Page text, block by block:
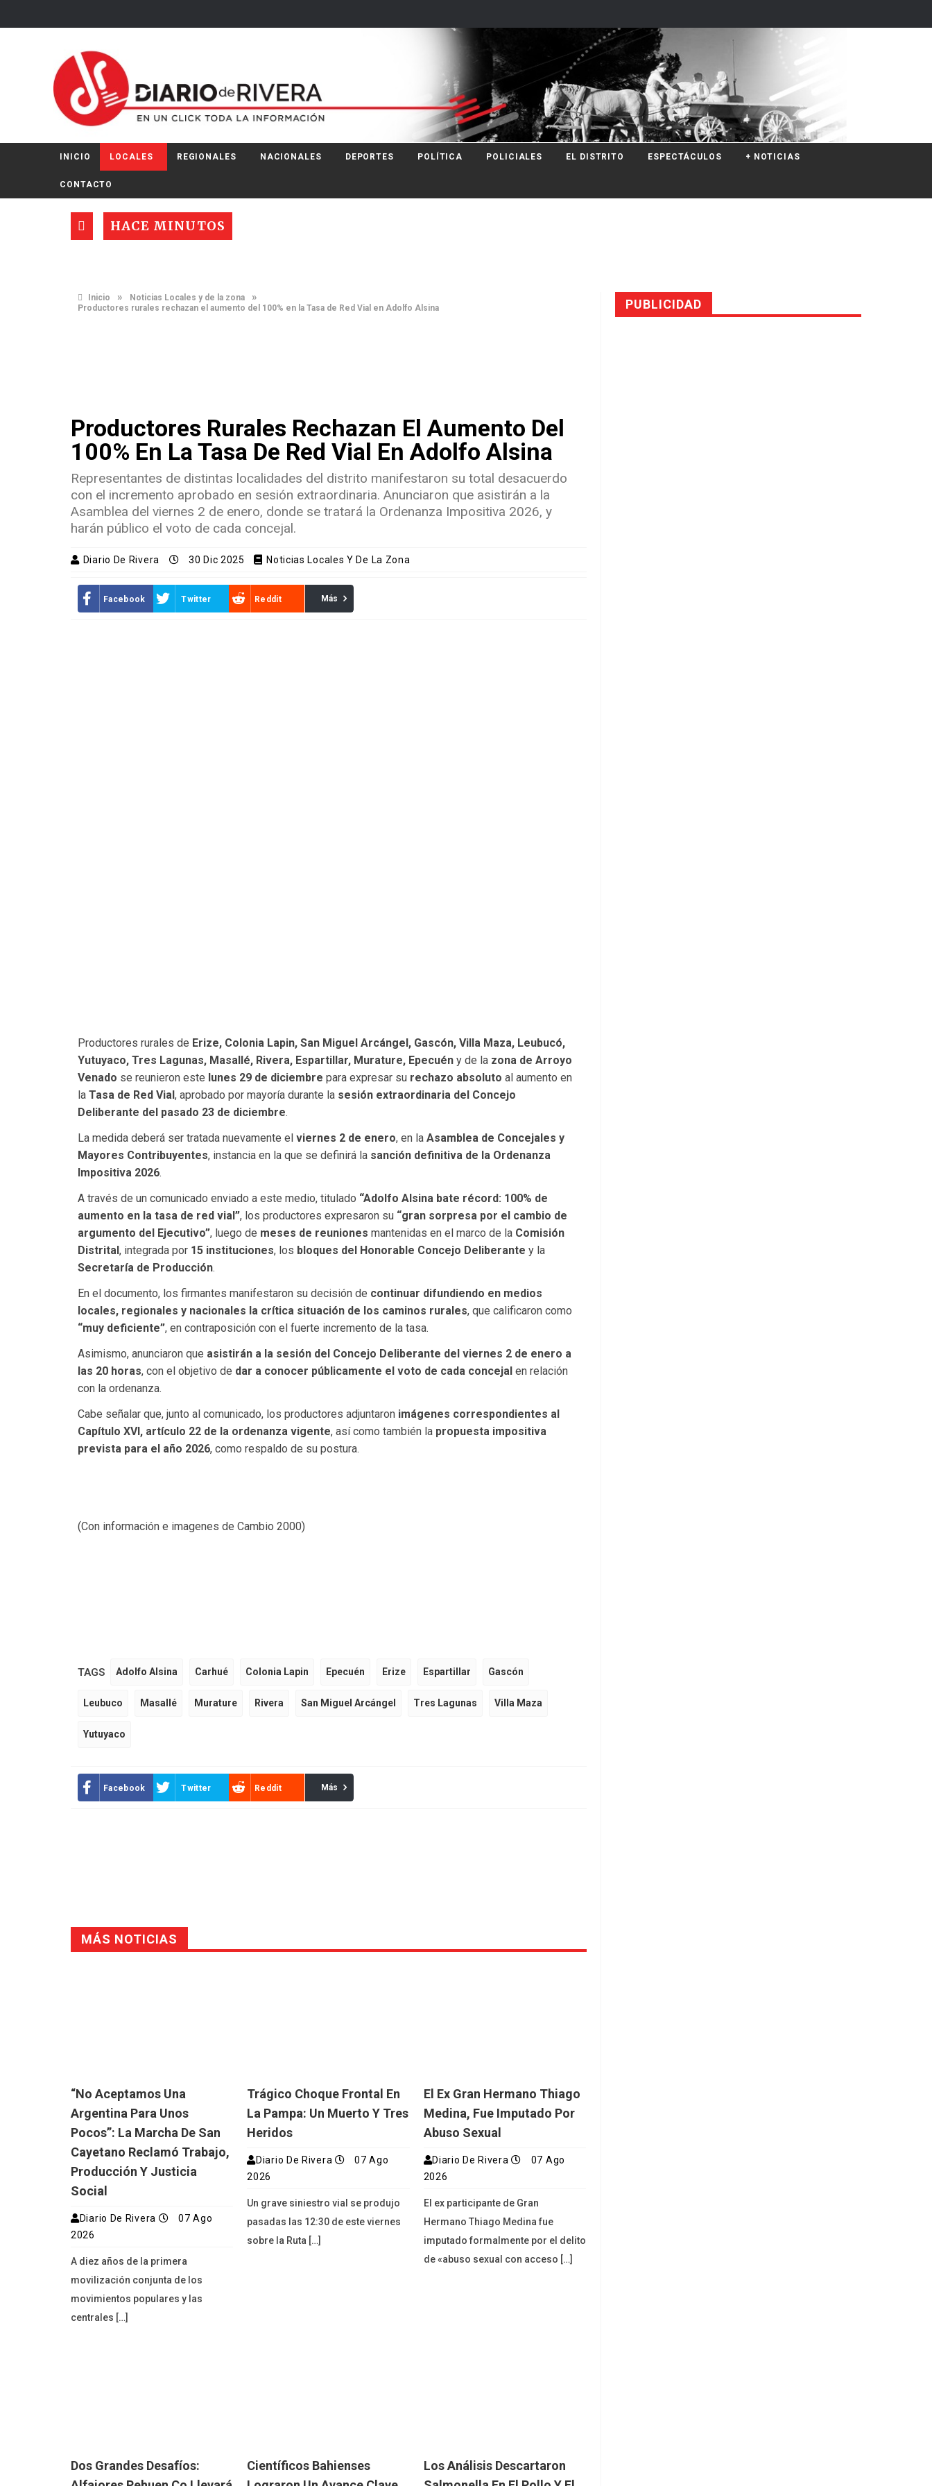
INICIO LOCALES REGIONALES NACIONALES DEPORTES POLÍTICA POLICIALES EL DISTRITO ESPECTÁCULOS + NOTICIAS
CONTACTO
HACE MINUTOS
Inicio » Noticias Locales y de la zona »
Productores rurales rechazan el aumento del 100% en la Tasa de Red Vial en Adolfo Alsina
Productores Rurales Rechazan El Aumento Del
100% En La Tasa De Red Vial En Adolfo Alsina
Representantes de distintas localidades del distrito manifestaron su total desacuerdo
con el incremento aprobado en sesión extraordinaria. Anunciaron que asistirán a la
Asamblea del viernes 2 de enero, donde se tratará la Ordenanza Impositiva 2026, y
harán público el voto de cada concejal.
Diario De Rivera 30 Dic 2025 Noticias Locales Y De La Zona
Facebook Twitter Reddit Más
Productores rurales de Erize, Colonia Lapin, San Miguel Arcángel, Gascón, Villa Maza, Leubucó,
Yutuyaco, Tres Lagunas, Masallé, Rivera, Espartillar, Murature, Epecuén y de la zona de Arroyo
Venado se reunieron este lunes 29 de diciembre para expresar su rechazo absoluto al aumento en
la Tasa de Red Vial, aprobado por mayoría durante la sesión extraordinaria del Concejo
Deliberante del pasado 23 de diciembre.
La medida deberá ser tratada nuevamente el viernes 2 de enero, en la Asamblea de Concejales y
Mayores Contribuyentes, instancia en la que se definirá la sanción definitiva de la Ordenanza
Impositiva 2026.
A través de un comunicado enviado a este medio, titulado “Adolfo Alsina bate récord: 100% de
aumento en la tasa de red vial”, los productores expresaron su “gran sorpresa por el cambio de
argumento del Ejecutivo”, luego de meses de reuniones mantenidas en el marco de la Comisión
Distrital, integrada por 15 instituciones, los bloques del Honorable Concejo Deliberante y la
Secretaría de Producción.
En el documento, los firmantes manifestaron su decisión de continuar difundiendo en medios
locales, regionales y nacionales la crítica situación de los caminos rurales, que calificaron como
“muy deficiente”, en contraposición con el fuerte incremento de la tasa.
Asimismo, anunciaron que asistirán a la sesión del Concejo Deliberante del viernes 2 de enero a
las 20 horas, con el objetivo de dar a conocer públicamente el voto de cada concejal en relación
con la ordenanza.
Cabe señalar que, junto al comunicado, los productores adjuntaron imágenes correspondientes al
Capítulo XVI, artículo 22 de la ordenanza vigente, así como también la propuesta impositiva
prevista para el año 2026, como respaldo de su postura.
(Con información e imagenes de Cambio 2000)
TAGS Adolfo Alsina Carhué Colonia Lapin Epecuén Erize Espartillar Gascón
Leubuco Masallé Murature Rivera San Miguel Arcángel Tres Lagunas Villa Maza
Yutuyaco
Facebook Twitter Reddit Más
MÁS NOTICIAS
“No Aceptamos Una
Argentina Para Unos
Pocos”: La Marcha De San
Cayetano Reclamó Trabajo,
Producción Y Justicia
Social
Diario De Rivera
07 Ago
2026
A diez años de la primera
movilización conjunta de los
movimientos populares y las
centrales […]
Trágico Choque Frontal En
La Pampa: Un Muerto Y Tres
Heridos
Diario De Rivera
07 Ago
2026
Un grave siniestro vial se produjo
pasadas las 12:30 de este viernes
sobre la Ruta […]
El Ex Gran Hermano Thiago
Medina, Fue Imputado Por
Abuso Sexual
Diario De Rivera
07 Ago
2026
El ex participante de Gran
Hermano Thiago Medina fue
imputado formalmente por el delito
de «abuso sexual con acceso […]
Dos Grandes Desafíos:
Científicos Bahienses
Los Análisis Descartaron
PUBLICIDAD